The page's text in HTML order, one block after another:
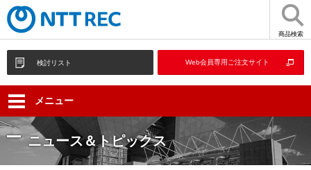
商品検索
検討リスト Web会員専用ご注文サイト
メニュー
ニュース＆トピックス